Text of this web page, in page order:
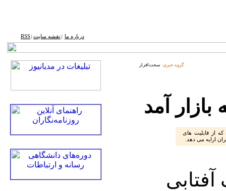
درباره ما نقشه ‌سایت RSS
گروه خبری: سخت‌افزار
آمد
از قابلیت های
ارایه می دهد.
آفتابی